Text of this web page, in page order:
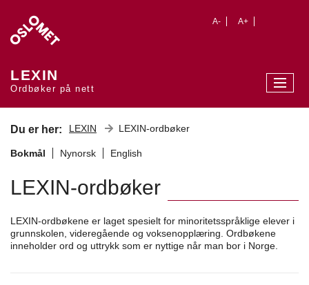
LEXIN
Ordbøker på nett
A- A+
Du er her: LEXIN LEXIN-ordbøker
Bokmål Nynorsk English
LEXIN-ordbøker
LEXIN-ordbøkene er laget spesielt for minoritetsspråklige elever i
grunnskolen, videregående og voksenopplæring. Ordbøkene
inneholder ord og uttrykk som er nyttige når man bor i Norge.